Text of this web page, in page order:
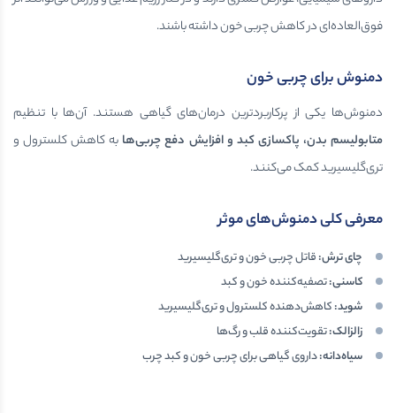
فوق‌العاده‌ای در کاهش چربی خون داشته باشند.
دمنوش برای چربی خون
دمنوش‌ها یکی از پرکاربردترین درمان‌های گیاهی هستند. آن‌ها با تنظیم
متابولیسم بدن، پاکسازی کبد و افزایش دفع چربی‌ها به کاهش کلسترول و
تری‌گلیسیرید کمک می‌کنند.
معرفی کلی دمنوش‌های موثر
چای ترش:قاتل چربی خون و تری‌گلیسیرید
کاسنی:تصفیه‌کننده خون و کبد
شوید:کاهش‌دهنده کلسترول و تری‌گلیسیرید
زالزالک:تقویت‌کننده قلب و رگ‌ها
سیاه‌دانه:داروی گیاهی برای چربی خون و کبد چرب